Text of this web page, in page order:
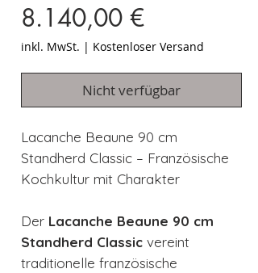
8.140,00 €Preis
inkl. MwSt. | Kostenloser Versand
Nicht verfügbar
Lacanche Beaune 90 cm
Standherd Classic – Französische
Kochkultur mit Charakter
Der Lacanche Beaune 90 cm
Standherd Classic vereint
traditionelle französische